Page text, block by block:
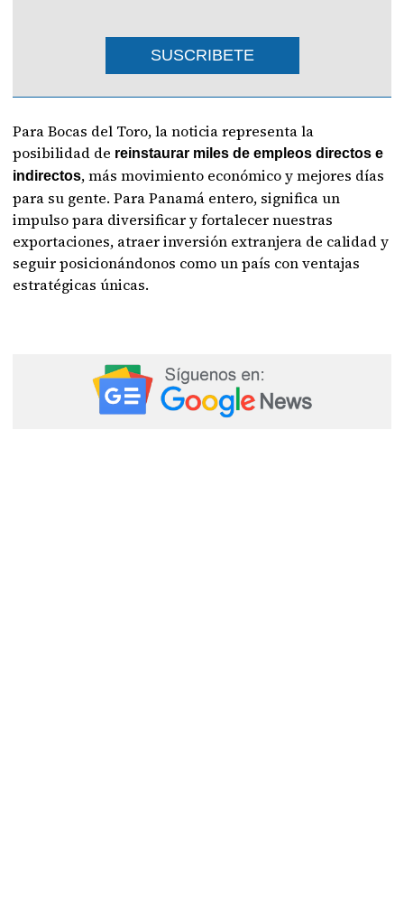
SUSCRIBETE
Para Bocas del Toro, la noticia representa la
posibilidad de reinstaurar miles de empleos directos e
indirectos, más movimiento económico y mejores días
para su gente. Para Panamá entero, significa un
impulso para diversificar y fortalecer nuestras
exportaciones, atraer inversión extranjera de calidad y
seguir posicionándonos como un país con ventajas
estratégicas únicas.